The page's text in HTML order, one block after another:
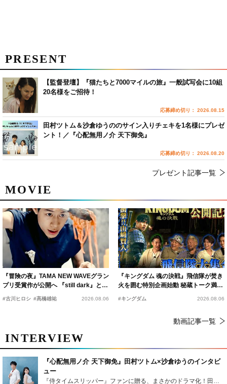
MOVIE
『冒険の夜』TAMA NEW WAVEグラン
プリ受賞作が公開へ 『still dark』と同
時上映決定
#古川ヒロシ #髙橋雄祐 2026.08.06
『キングダム 魂の決戦』飛信隊が焚き
火を囲む特別企画始動 秘蔵トーク満載
の“キングダムキャンプ”開催
#キングダム 2026.08.06
動画記事一覧
INTERVIEW
『心配無用ノ介 天下御免』田村ツトム×沙倉ゆうのインタビ
ュー
PRESENT
【監督登壇】『猫たちと7000マイルの旅』一般試写会に10組
20名様をご招待！
応募締め切り： 2026.08.15
田村ツトム＆沙倉ゆうののサイン入りチェキを1名様にプレゼ
ント！／『心配無用ノ介 天下御免』
応募締め切り： 2026.08.20
プレゼント記事一覧